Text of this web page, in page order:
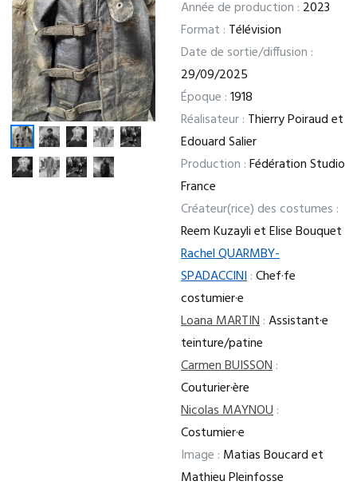
Année de production : 2023
Format : Télévision
Date de sortie/diffusion :
29/09/2025
Époque :1918
Réalisateur : Thierry Poiraud et
Edouard Salier
Production :Fédération Studio
France
Créateur(rice) des costumes :
Reem Kuzayli et Elise Bouquet
Rachel QUARMBY-
SPADACCINI:Chef·fe
costumier·e
Loana MARTIN:Assistant·e
teinture/patine
Carmen BUISSON:
Couturier·ère
Nicolas MAYNOU:
Costumier·e
Image : Matias Boucard et
Mathieu Pleinfosse